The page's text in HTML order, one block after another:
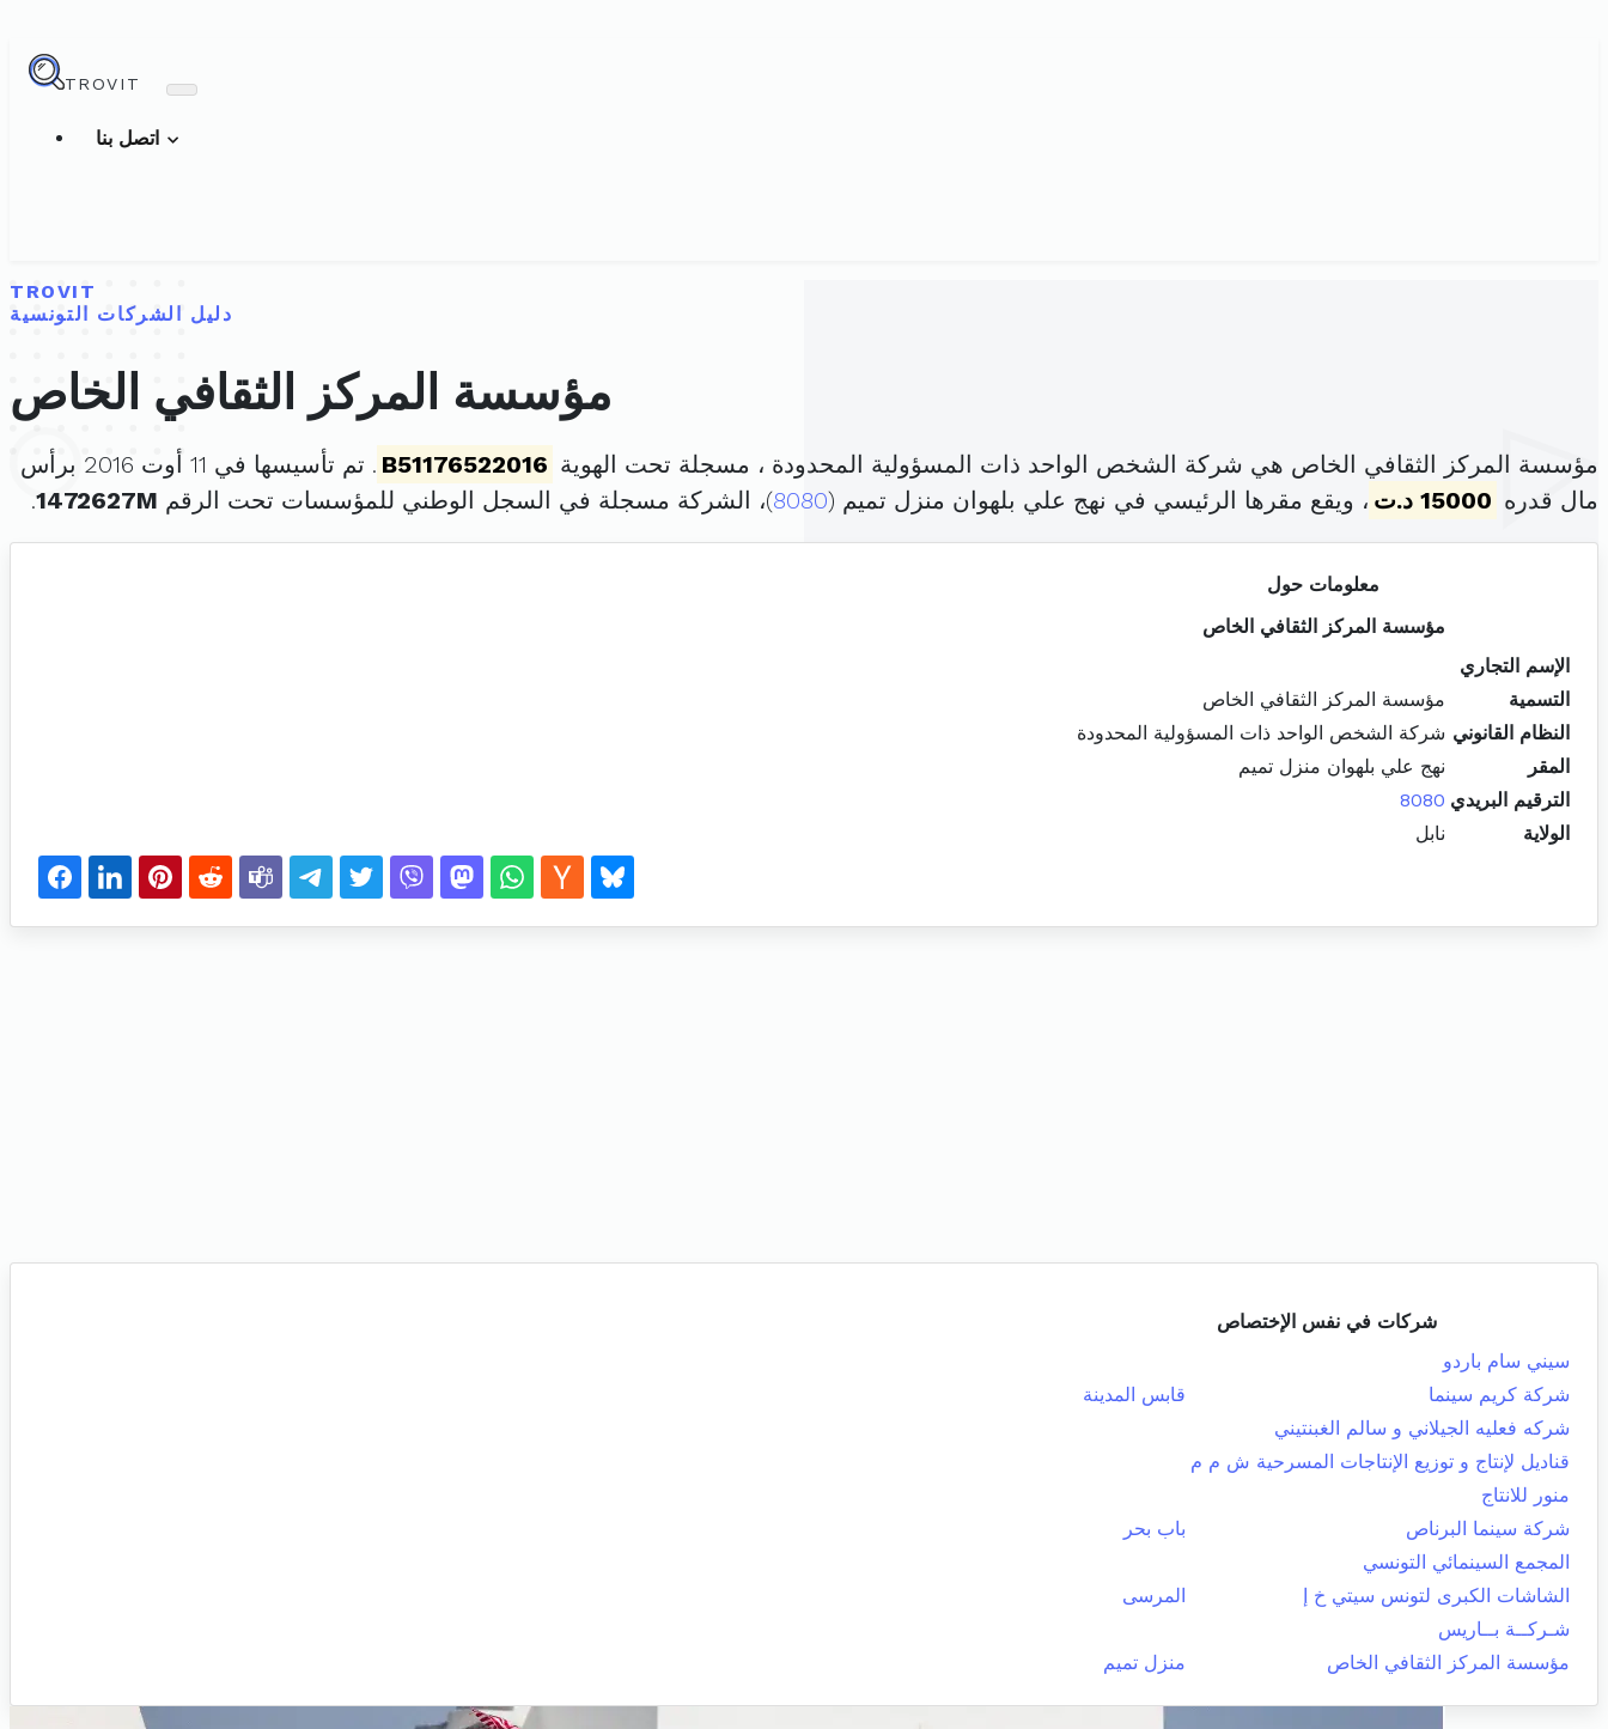
TROVIT
TROVIT
دليل الشركات التونسية
مؤسسة المركز الثقافي الخاص
مؤسسة المركز الثقافي الخاص هي شركة الشخص الواحد ذات المسؤولية المحدودة ، مسجلة تحت الهوية B51176522016
. تم تأسيسها في 11 أوت 2016 برأس
مال قدره 15000 د.ت ، ويقع مقرها الرئيسي في نهج علي بلهوان منزل تميم (8080)، الشركة مسجلة في السجل الوطني للمؤسسات تحت الرقم 1472627M
.
معلومات حول
مؤسسة المركز الثقافي الخاص
الإسم التجاري
التسمية
مؤسسة المركز الثقافي الخاص
النظام القانوني شركة الشخص الواحد ذات المسؤولية المحدودة
المقر
نهج علي بلهوان منزل تميم
الترقيم البريدي 8080
الولاية
نابل
شركات في نفس الإختصاص
سيني سام باردو
شركة كريم سينما
قابس المدينة
شركه فعليه الجيلاني و سالم الغبنتيني
قناديل لإنتاج و توزيع الإنتاجات المسرحية ش م م
منور للانتاج
شركة سينما البرناص
باب بحر
المجمع السينمائي التونسي
الشاشات الكبرى لتونس سيتي خ إ
المرسى
شـركــة بــاريس
مؤسسة المركز الثقافي الخاص
منزل تميم